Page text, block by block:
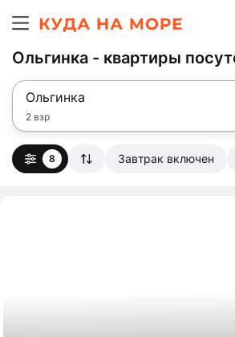
Ольгинка - квартиры
Ольгинка
2 взр
8 Завтрак включен